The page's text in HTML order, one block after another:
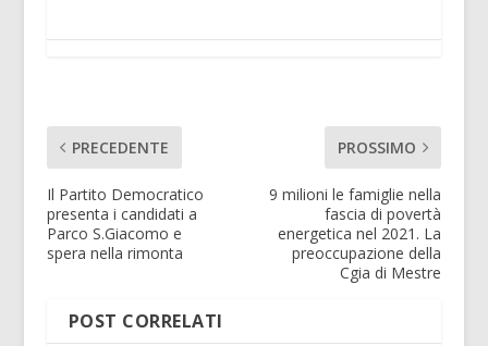
PRECEDENTE
Il Partito Democratico
presenta i candidati a
Parco S.Giacomo e
spera nella rimonta
PROSSIMO
9 milioni le famiglie nella
fascia di povertà
energetica nel 2021. La
preoccupazione della
Cgia di Mestre
POST CORRELATI